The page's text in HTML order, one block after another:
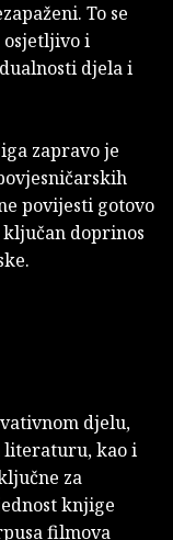
To se
i
djela i
zapravo je
povijesti gotovo
ključan doprinos
djelu,
literaturu, kao i
za
knjige
filmova